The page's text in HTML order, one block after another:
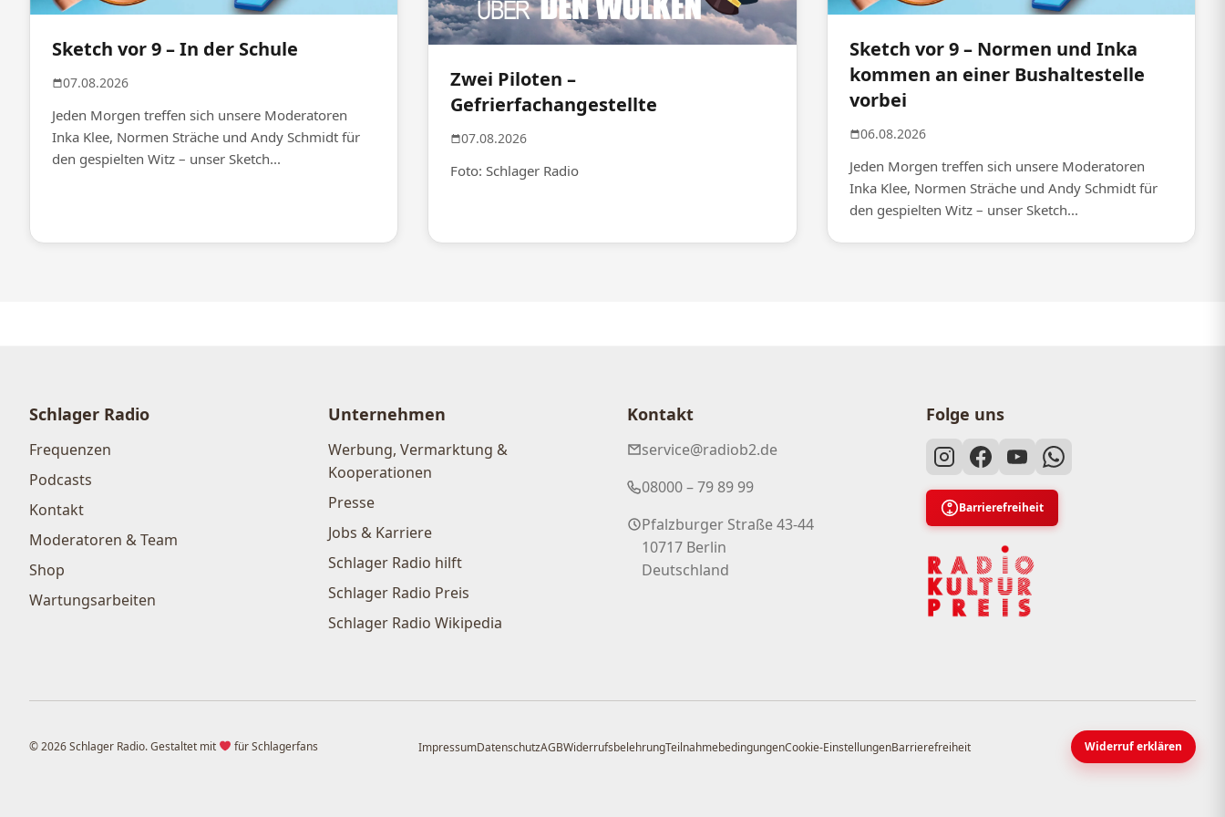
Sketch vor 9 – In der Schule
07.08.2026
Jeden Morgen treffen sich unsere Moderatoren
Inka Klee, Normen Sträche und Andy Schmidt für
den gespielten Witz – unser Sketch...
Zwei Piloten –
Gefrierfachangestellte
07.08.2026
Foto: Schlager Radio
Sketch vor 9 – Normen und Inka
kommen an einer Bushaltestelle
vorbei
06.08.2026
Jeden Morgen treffen sich unsere Moderatoren
Inka Klee, Normen Sträche und Andy Schmidt für
den gespielten Witz – unser Sketch...
Schlager Radio
Frequenzen
Podcasts
Kontakt
Moderatoren & Team
Shop
Wartungsarbeiten
Unternehmen
Werbung, Vermarktung &
Kooperationen
Presse
Jobs & Karriere
Schlager Radio hilft
Schlager Radio Preis
Schlager Radio Wikipedia
Kontakt
service@radiob2.de
08000 – 79 89 99
Pfalzburger Straße 43-44
10717 Berlin
Deutschland
Folge uns
Barrierefreiheit
© 2026 Schlager Radio. Gestaltet mit für Schlagerfans ImpressumDatenschutzAGBWiderrufsbelehrungTeilnahmebedingungenCookie-EinstellungenBarrierefreiheit Widerruf erklären